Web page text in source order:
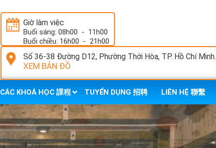
Giờ làm việc
Buổi sáng: 08h00 - 11h00
Buổi chiều: 16h00 - 21h00
Số 36-38 Đường D12, Phường Thới Hòa, TP. Hồ Chí Minh.
XEM BẢN ĐỒ
CÁC KHOÁ HỌC 課程 TUYỂN DỤNG 招聘 LIÊN HỆ 聯繫